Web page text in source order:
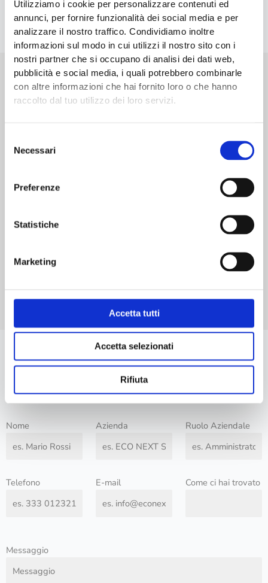
Utilizziamo i cookie per personalizzare contenuti ed
annunci, per fornire funzionalità dei social media e per
analizzare il nostro traffico. Condividiamo inoltre
informazioni sul modo in cui utilizzi il nostro sito con i
nostri partner che si occupano di analisi dei dati web,
pubblicità e social media, i quali potrebbero combinarle
con altre informazioni che hai fornito loro o che hanno
raccolto dal tuo utilizzo dei loro servizi.
delNecessari
Preferenze
Statistiche
Marketing
Accetta tutti
Accetta selezionati
Rifiuta
Possiamo suggerirti altri servizi?
aiutarti.
Conformità, Sicurezza ed Efficienza
Saremo lieti di rispondere a tutti i tuoi dubbi o richieste. Il nostro
staff cercherà di farlo nel minor tempo possibile.
Nome Azienda Ruolo Aziendale
Telefono E-mail Come ci hai trovato
Messaggio